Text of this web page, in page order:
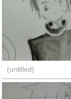
(untitled)